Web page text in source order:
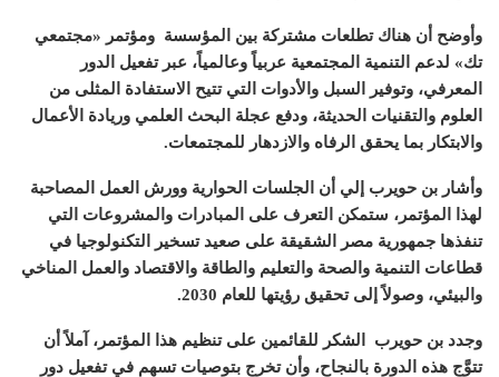
وأوضح أن هناك تطلعات مشتركة بين المؤسسة ومؤتمر «مجتمعي
تك» لدعم التنمية المجتمعية عربياً وعالمياً، عبر تفعيل الدور
المعرفي، وتوفير السبل والأدوات التي تتيح الاستفادة المثلى من
العلوم والتقنيات الحديثة، ودفع عجلة البحث العلمي وريادة الأعمال
والابتكار بما يحقق الرفاه والازدهار للمجتمعات.
وأشار بن حويرب إلي أن الجلسات الحوارية وورش العمل المصاحبة
لهذا المؤتمر، ستمكن التعرف على المبادرات والمشروعات التي
تنفذها جمهورية مصر الشقيقة على صعيد تسخير التكنولوجيا في
قطاعات التنمية والصحة والتعليم والطاقة والاقتصاد والعمل المناخي
والبيئي، وصولاً إلى تحقيق رؤيتها للعام 2030.
وجدد بن حويرب
الشكر للقائمين على تنظيم هذا المؤتمر، آملاً أن
تتوَّج هذه الدورة بالنجاح، وأن تخرج بتوصيات تسهم في تفعيل دور